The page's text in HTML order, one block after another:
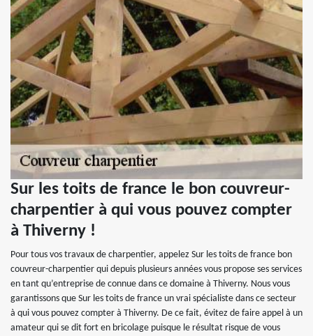
Sur les toits de france le bon couvreur-
charpentier à qui vous pouvez compter
à Thiverny !
Pour tous vos travaux de charpentier, appelez Sur les toits de france bon
couvreur-charpentier qui depuis plusieurs années vous propose ses services
en tant qu’entreprise de connue dans ce domaine à Thiverny. Nous vous
garantissons que Sur les toits de france un vrai spécialiste dans ce secteur
à qui vous pouvez compter à Thiverny. De ce fait, évitez de faire appel à un
amateur qui se dit fort en bricolage puisque le résultat risque de vous